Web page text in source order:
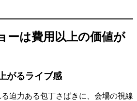
ーは費用以上の価値が
がるライブ感
迫力ある包丁さばきに、会場の視線